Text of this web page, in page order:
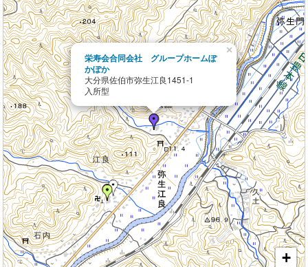
栄寿会合同会社 グループホームぽ
かぽか
大分県佐伯市弥生江良1451-1
入所型
×
+